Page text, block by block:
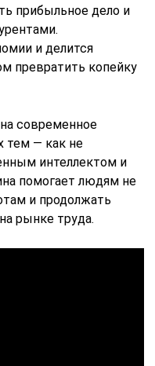
прибыльное дело и
и делится
превратить копейку
современное
тем ― как не
интеллектом и
помогает людям не
и продолжать
рынке труда.